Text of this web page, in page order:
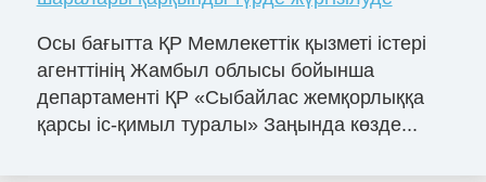
Осы бағытта ҚР Мемлекеттік қызметі істері
агенттінің Жамбыл облысы бойынша
департаменті ҚР «Сыбайлас жемқорлыққа
қарсы іс-қимыл туралы» Заңында көзде...